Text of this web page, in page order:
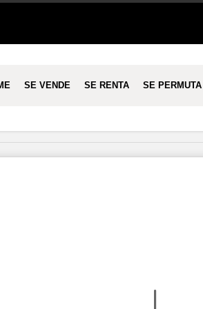
SE VENDE SE RENTA SE PERMUTA